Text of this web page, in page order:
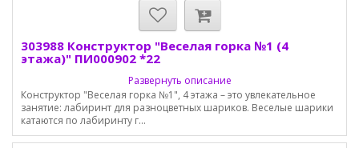
303988 Конструктор "Веселая горка №1 (4
этажа)" ПИ000902 *22
Развернуть описание
Конструктор "Веселая горка №1", 4 этажа – это увлекательное
занятие: лабиринт для разноцветных шариков. Веселые шарики
катаются по лабиринту г...